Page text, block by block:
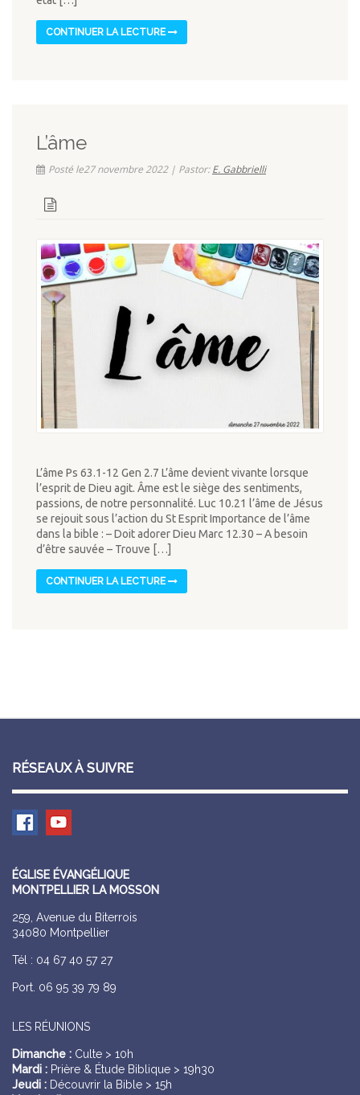
CONTINUER LA LECTURE
L’âme
Posté le27 novembre 2022 | Pastor:E. Gabbrielli
L’âme Ps 63.1-12 Gen 2.7 L’âme devient vivante lorsque
l’esprit de Dieu agit. Âme est le siège des sentiments,
passions, de notre personnalité. Luc 10.21 l’âme de Jésus
se rejouit sous l’action du St Esprit Importance de l’âme
dans la bible : – Doit adorer Dieu Marc 12.30 – A besoin
d’être sauvée – Trouve […]
CONTINUER LA LECTURE
RÉSEAUX À SUIVRE
ÉGLISE ÉVANGÉLIQUE
MONTPELLIER LA MOSSON
259, Avenue du Biterrois
34080 Montpellier
Tél : 04 67 40 57 27
Port. 06 95 39 79 89
LES RÉUNIONS
Dimanche : Culte > 10h
Mardi : Prière & Étude Biblique > 19h30
Jeudi : Découvrir la Bible > 15h